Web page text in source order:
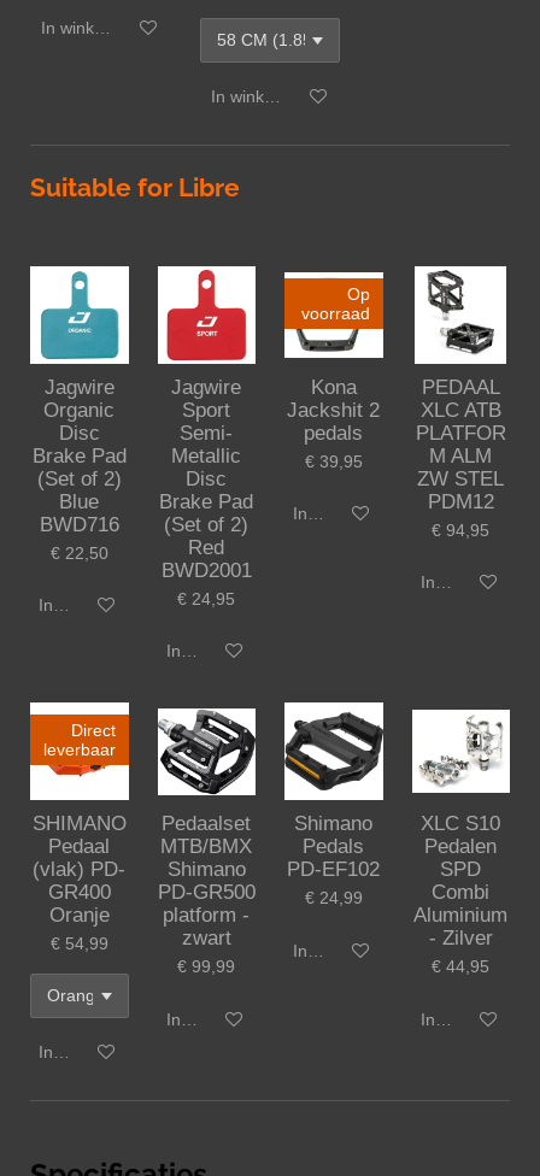
In winkelwagen
In winkelwagen
Suitable for Libre
Jagwire
Organic
Disc
Brake Pad
(Set of 2)
Blue
BWD716
€ 22,50
In winkelwagen
Jagwire
Sport
Semi-
Metallic
Disc
Brake Pad
(Set of 2)
Red
BWD2001
€ 24,95
In winkelwagen
Op
voorraad
Kona
Jackshit 2
pedals
€ 39,95
In winkelwagen
PEDAAL
XLC ATB
PLATFOR
M ALM
ZW STEL
PDM12
€ 94,95
In winkelwagen
Direct
leverbaar
SHIMANO
Pedaal
(vlak) PD-
GR400
Oranje
€ 54,99
In winkelwagen
Pedaalset
MTB/BMX
Shimano
PD-GR500
platform -
zwart
€ 99,99
In winkelwagen
Shimano
Pedals
PD-EF102
€ 24,99
In winkelwagen
XLC S10
Pedalen
SPD
Combi
Aluminium
- Zilver
€ 44,95
In winkelwagen